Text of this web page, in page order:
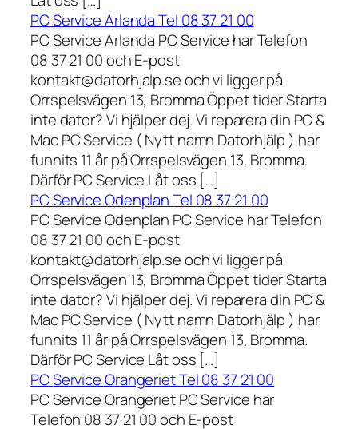
PC Service Arlanda Tel 08 37 21 00
PC Service Arlanda PC Service har Telefon
08 37 21 00 och E-post
kontakt@datorhjalp.se och vi ligger på
Orrspelsvägen 13, Bromma Öppet tider Starta
inte dator? Vi hjälper dej. Vi reparera din PC &
Mac PC Service ( Nytt namn Datorhjälp ) har
funnits 11 år på Orrspelsvägen 13, Bromma.
Därför PC Service Låt oss […]
PC Service Odenplan Tel 08 37 21 00
PC Service Odenplan PC Service har Telefon
08 37 21 00 och E-post
kontakt@datorhjalp.se och vi ligger på
Orrspelsvägen 13, Bromma Öppet tider Starta
inte dator? Vi hjälper dej. Vi reparera din PC &
Mac PC Service ( Nytt namn Datorhjälp ) har
funnits 11 år på Orrspelsvägen 13, Bromma.
Därför PC Service Låt oss […]
PC Service Orangeriet Tel 08 37 21 00
PC Service Orangeriet PC Service har
Telefon 08 37 21 00 och E-post